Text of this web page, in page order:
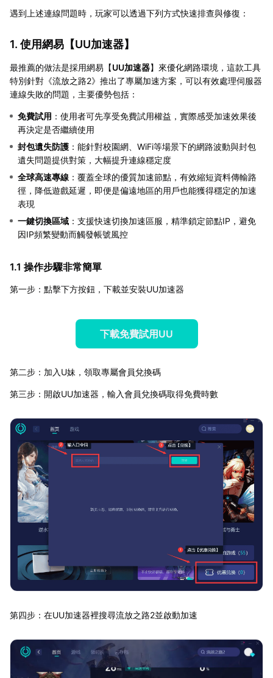
遇到上述連線問題時，玩家可以透過下列方式快速排查與修復：
1. 使用網易【UU加速器】
最推薦的做法是採用網易【UU加速器】來優化網路環境，這款工具
特別針對《流放之路2》推出了專屬加速方案，可以有效處理伺服器
連線失敗的問題，主要優勢包括：
免費試用 ：使用者可先享受免費試用權益，實際感受加速效果後
再決定是否繼續使用
封包遺失防護 ：能針對校園網、WiFi等場景下的網路波動與封包
遺失問題提供對策，大幅提升連線穩定度
全球高速專線 ：覆蓋全球的優質加速節點，有效縮短資料傳輸路
徑，降低遊戲延遲，即便是偏遠地區的用戶也能獲得穩定的加速
表現
一鍵切換區域 ：支援快速切換加速區服，精準鎖定節點IP，避免
因IP頻繁變動而觸發帳號風控
1.1 操作步驟非常簡單
第一步：點擊下方按鈕，下載並安裝UU加速器
下載免費試用UU
第二步：加入U妹，領取專屬會員兌換碼
第三步：開啟UU加速器，輸入會員兌換碼取得免費時數
第四步：在UU加速器裡搜尋流放之路2並啟動加速